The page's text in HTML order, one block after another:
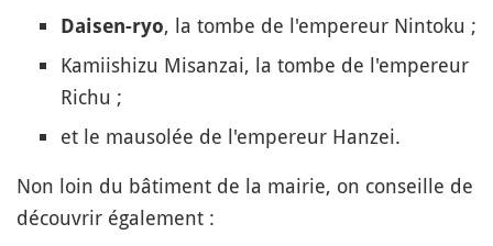
Daisen-ryo, la tombe de l'empereur Nintoku ;
Kamiishizu Misanzai, la tombe de l'empereur
Richu ;
et le mausolée de l'empereur Hanzei.
Non loin du bâtiment de la mairie, on conseille de
découvrir également :